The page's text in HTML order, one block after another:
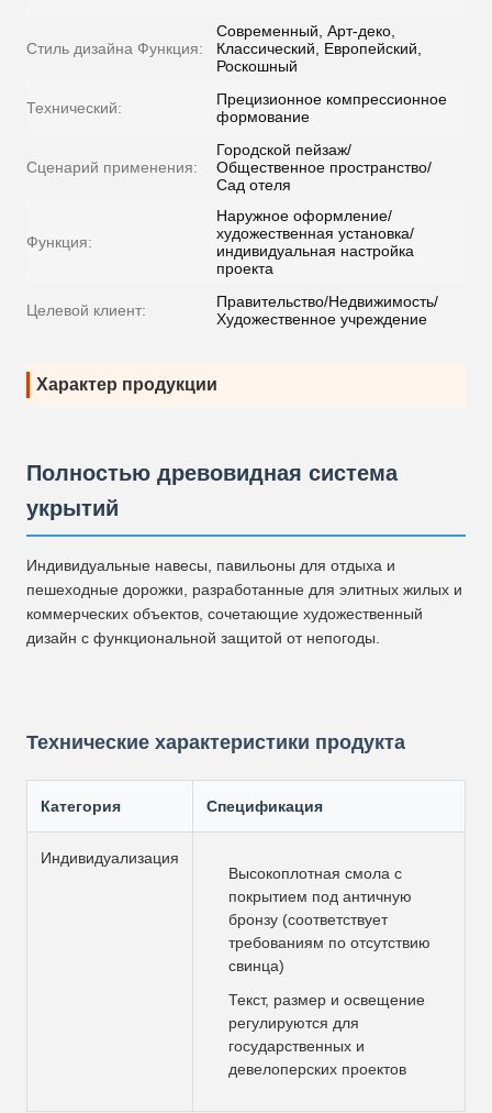
Стиль дизайна Функция:
Современный, Арт-деко,
Классический, Европейский,
Роскошный
Технический:
Прецизионное компрессионное
формование
Сценарий применения:
Городской пейзаж/
Общественное пространство/
Сад отеля
Функция:
Наружное оформление/
художественная установка/
индивидуальная настройка
проекта
Целевой клиент:
Правительство/Недвижимость/
Художественное учреждение
Характер продукции
Полностью древовидная система
укрытий
Индивидуальные навесы, павильоны для отдыха и
пешеходные дорожки, разработанные для элитных жилых и
коммерческих объектов, сочетающие художественный
дизайн с функциональной защитой от непогоды.
Технические характеристики продукта
Категория Спецификация
Индивидуализация
Высокоплотная смола с
покрытием под античную
бронзу (соответствует
требованиям по отсутствию
свинца)
Текст, размер и освещение
регулируются для
государственных и
девелоперских проектов